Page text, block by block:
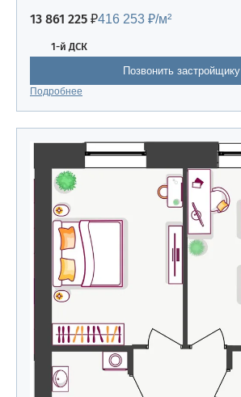
13 861 225 ₽416 253 ₽/м²
1-й ДСК
Позвонить застройщику
Подробнее